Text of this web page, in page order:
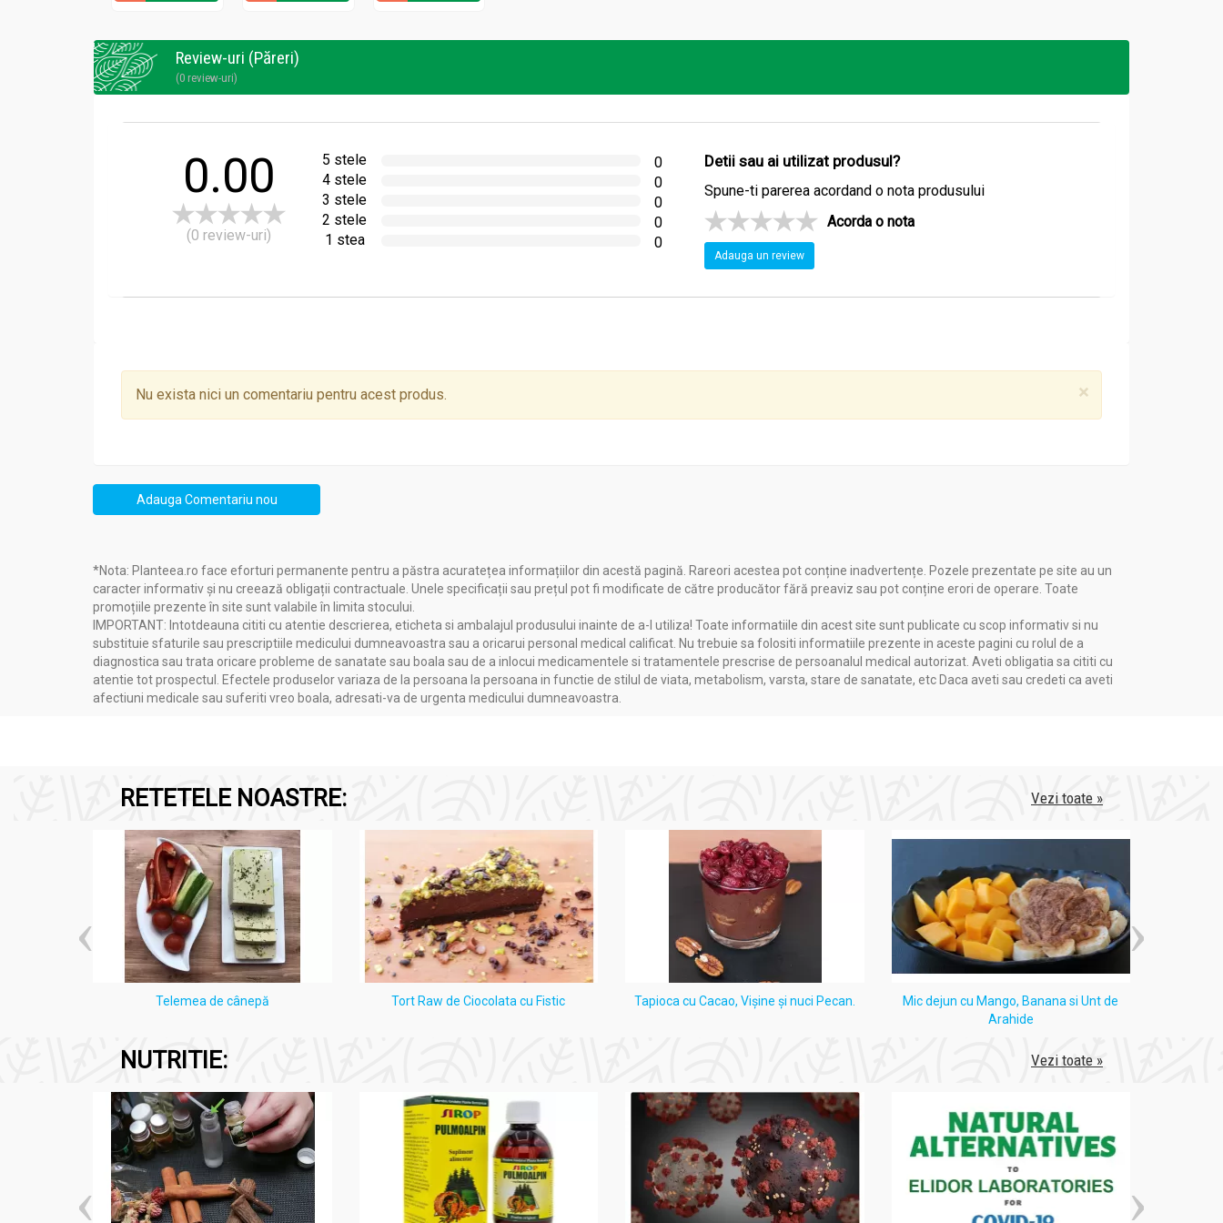
Ceai macese 50g - CYANI
Mod de preparare: infuzie din 1-2 lingurite la o cana de apa clocotita.
Review-uri (Păreri)
(0 review-uri)
0.00
(0 review-uri)
5 stele
0
4 stele
0
3 stele
0
2 stele
0
1 stea
0
Detii sau ai utilizat produsul?
Spune-ti parerea acordand o nota produsului
Acorda o nota
Adauga un review
×
Nu exista nici un comentariu pentru acest produs.
Adauga Comentariu nou
*Nota: Planteea.ro face eforturi permanente pentru a păstra acuratețea informațiilor din acestă pagină. Rareori acestea pot conține inadvertențe. Pozele prezentate pe site au un
caracter informativ și nu creează obligații contractuale. Unele specificații sau prețul pot fi modificate de către producător fără preaviz sau pot conține erori de operare. Toate
promoțiile prezente în site sunt valabile în limita stocului.
IMPORTANT: Intotdeauna cititi cu atentie descrierea, eticheta si ambalajul produsului inainte de a-l utiliza! Toate informatiile din acest site sunt publicate cu scop informativ si nu
substituie sfaturile sau prescriptiile medicului dumneavoastra sau a oricarui personal medical calificat. Nu trebuie sa folositi informatiile prezente in aceste pagini cu rolul de a
diagnostica sau trata oricare probleme de sanatate sau boala sau de a inlocui medicamentele si tratamentele prescrise de persoanalul medical autorizat. Aveti obligatia sa cititi cu
atentie tot prospectul. Efectele produselor variaza de la persoana la persoana in functie de stilul de viata, metabolism, varsta, stare de sanatate, etc Daca aveti sau credeti ca aveti
afectiuni medicale sau suferiti vreo boala, adresati-va de urgenta medicului dumneavoastra.
RETETELE NOASTRE: Vezi toate »
Telemea de cânepă Tort Raw de Ciocolata cu Fistic Tapioca cu Cacao, Vişine şi nuci Pecan.
Mic dejun cu Mango, Banana si Unt de
Arahide
NUTRITIE: Vezi toate »